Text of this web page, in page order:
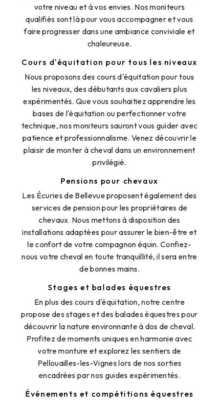
votre niveau et à vos envies. Nos moniteurs
qualifiés sont là pour vous accompagner et vous
faire progresser dans une ambiance conviviale et
chaleureuse.
Cours d'équitation pour tous les niveaux
Nous proposons des cours d'équitation pour tous
les niveaux, des débutants aux cavaliers plus
expérimentés. Que vous souhaitiez apprendre les
bases de l'équitation ou perfectionner votre
technique, nos moniteurs sauront vous guider avec
patience et professionnalisme. Venez découvrir le
plaisir de monter à cheval dans un environnement
privilégié.
Pensions pour chevaux
Les Écuries de Bellevue proposent également des
services de pension pour les propriétaires de
chevaux. Nous mettons à disposition des
installations adaptées pour assurer le bien-être et
le confort de votre compagnon équin. Confiez-
nous votre cheval en toute tranquillité, il sera entre
de bonnes mains.
Stages et balades équestres
En plus des cours d'équitation, notre centre
propose des stages et des balades équestres pour
découvrir la nature environnante à dos de cheval.
Profitez de moments uniques en harmonie avec
votre monture et explorez les sentiers de
Pellouailles-les-Vignes lors de nos sorties
encadrées par nos guides expérimentés.
Événements et compétitions équestres